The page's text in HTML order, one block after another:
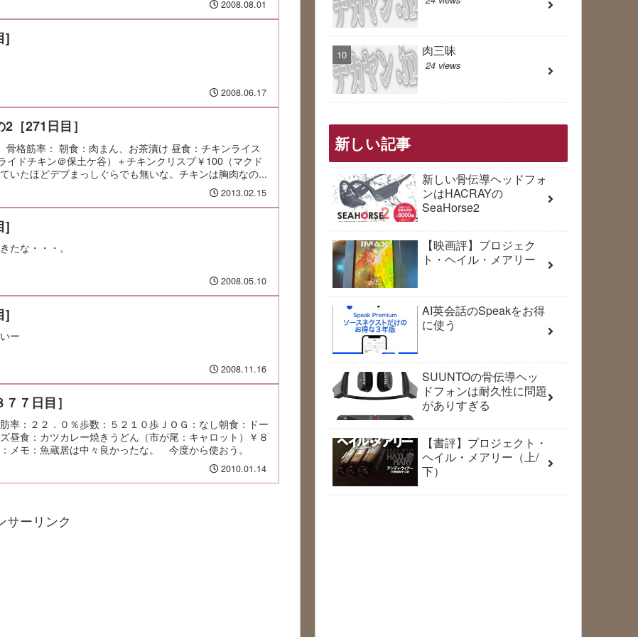
2008.08.01
]
2008.06.17
［271日目］
骨格筋率： 朝食：肉まん、お茶漬け 昼食：チキンライス
イドチキン＠保土ケ谷）＋チキンクリスプ￥100（マクド
いたほどデブまっしぐらでも無いな。チキンは胸肉なの...
2013.02.15
]
たな・・・。
2008.05.10
]
ー
2008.11.16
７日目］
率：２２．０％歩数：５２１０歩ＪＯＧ：なし朝食：ドー
昼食：カツカレー焼きうどん（市が尾：キャロット）￥８
メモ：魚蔵居は中々良かったな。 今度から使おう。
2010.01.14
サーリンク
肉三昧
24 views
新しい記事
新しい骨伝導ヘッドフォ
ンはHACRAYの
SeaHorse2
【映画評】プロジェク
ト・ヘイル・メアリー
AI英会話のSpeakをお得
に使う
SUUNTOの骨伝導ヘッ
ドフォンは耐久性に問題
がありすぎる
【書評】プロジェクト・
ヘイル・メアリー（上/
下）